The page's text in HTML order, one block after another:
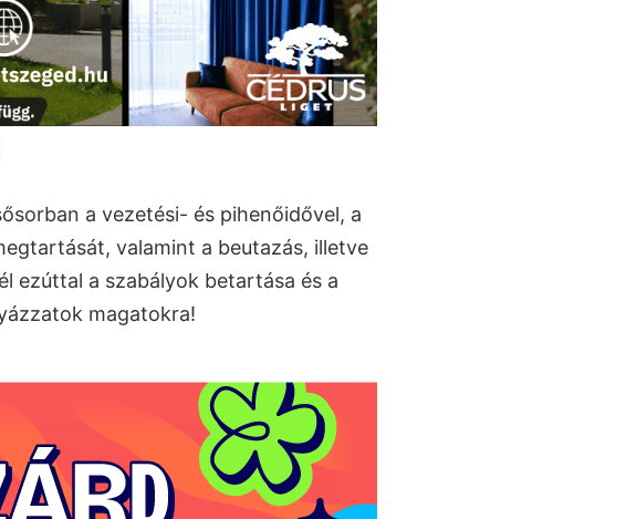
a vezetési- és pihenőidővel, a
valamint a beutazás, illetve
ezúttal a szabályok betartása és a
magatokra!